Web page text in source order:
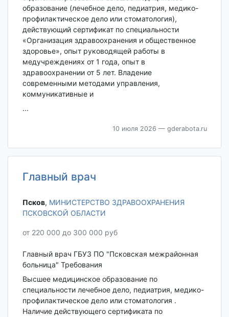
образование (лечебное дело, педиатрия, медико-
профилактическое дело или стоматология),
действующий сертификат по специальности
«Организация здравоохранения и общественное
здоровье», опыт руководящей работы в
медучреждениях от 1 года, опыт в
здравоохранении от 5 лет. Владение
современными методами управления,
коммуникативные и
...
10 июля 2026 — gderabota.ru
Главный врач
Псков‎, МИНИСТЕРСТВО ЗДРАВООХРАНЕНИЯ
ПСКОВСКОЙ ОБЛАСТИ
от 220 000 до 300 000 руб
Главный врач ГБУЗ ПО "Псковская межрайонная
больница" Требования
Высшее медицинское образование по
специальности лечебное дело, педиатрия, медико-
профилактическое дело или стоматология .
Наличие действующего сертификата по